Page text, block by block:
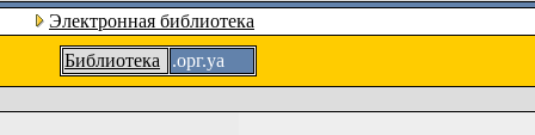
Электронная библиотека
Библиотека
.орг.уа